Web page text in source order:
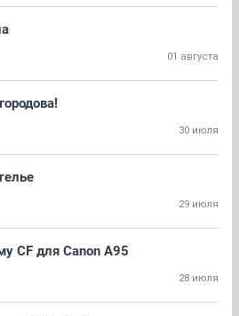
01 августа
30 июля
29 июля
CF для Canon A95
28 июля